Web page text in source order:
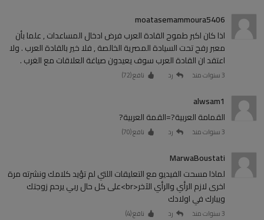
moatasemammoura5406
اذا كان اكبر طموح القادة العرب فرض ادخال المساعدات , علما بأن
معبر رفح تحت السيادة المصرية الخالصة , فلا خير بالقادة العرب . ولا
اعتقد ان القادة العرب سوف يعيدون صياغة العلاقات مع الغرب .
3 سنوات منذ رد نافع (72
)
alwsam1
القمامة العربية?=القمة العربية?
3 سنوات منذ رد نافع (70
)
MarwaBoustati
لماذا مسحت الفيديو مع التعليقات اللتي لم تؤيد كلامك ونشرته مرة
اخرى لازم الرأي والرأي الآخر<br>على كل حال ربي يرحم زوجتك
ويبارك في اولادك
3 سنوات منذ رد نافع (4
)